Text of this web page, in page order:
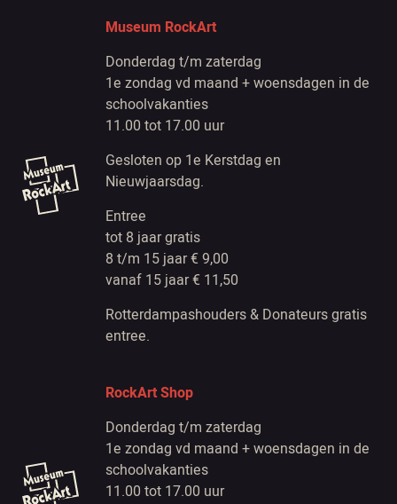
Museum RockArt
Donderdag t/m zaterdag
1e zondag vd maand + woensdagen in de
schoolvakanties
11.00 tot 17.00 uur
Gesloten op 1e Kerstdag en
Nieuwjaarsdag.
Entree
tot 8 jaar gratis
8 t/m 15 jaar € 9,00
vanaf 15 jaar € 11,50
Rotterdampashouders & Donateurs gratis
entree.
RockArt Shop
Donderdag t/m zaterdag
1e zondag vd maand + woensdagen in de
schoolvakanties
11.00 tot 17.00 uur